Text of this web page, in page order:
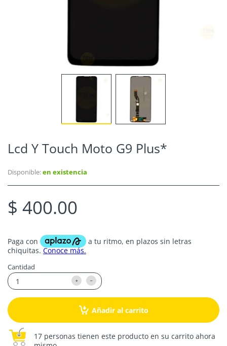
Lcd Y Touch Moto G9 Plus*
Disponible:en existencia
$ 400.00
Cantidad
Añadir al carrito
17 personas tienen este producto en su carrito ahora